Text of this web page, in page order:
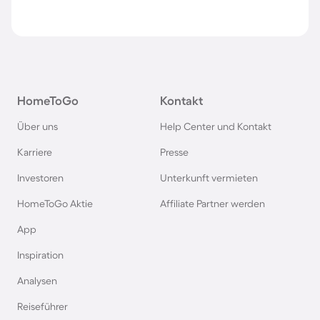
HomeToGo
Über uns
Karriere
Investoren
HomeToGo Aktie
App
Inspiration
Analysen
Reiseführer
Kontakt
Help Center und Kontakt
Presse
Unterkunft vermieten
Affiliate Partner werden